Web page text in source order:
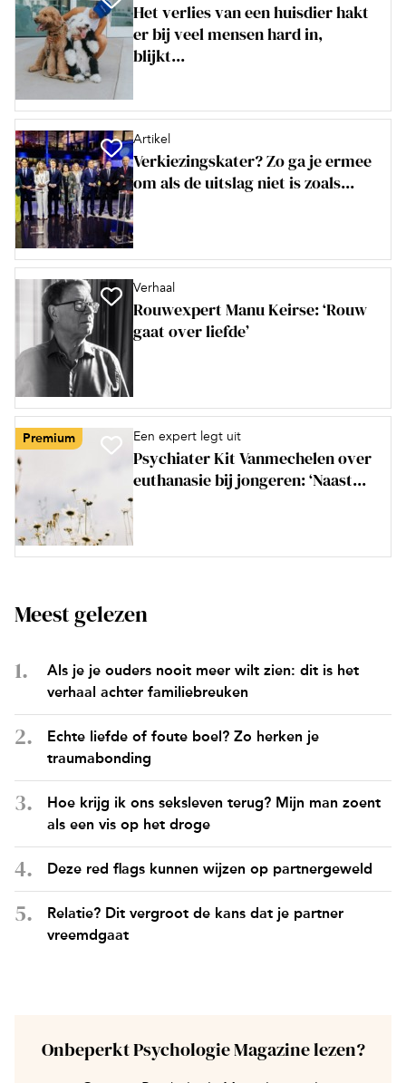
Het verlies van een huisdier hakt
er bij veel mensen hard in,
blijkt...
Artikel
Verkiezingskater? Zo ga je ermee
om als de uitslag niet is zoals...
Verhaal
Rouwexpert Manu Keirse: ‘Rouw
gaat over liefde’
Premium Een expert legt uit
Psychiater Kit Vanmechelen over
euthanasie bij jongeren: ‘Naast...
Meest gelezen
Als je je ouders nooit meer wilt zien: dit is het
verhaal achter familiebreuken
Echte liefde of foute boel? Zo herken je
traumabonding
Hoe krijg ik ons seksleven terug? Mijn man zoent
als een vis op het droge
Deze red flags kunnen wijzen op partnergeweld
Relatie? Dit vergroot de kans dat je partner
vreemdgaat
Onbeperkt Psychologie Magazine lezen?